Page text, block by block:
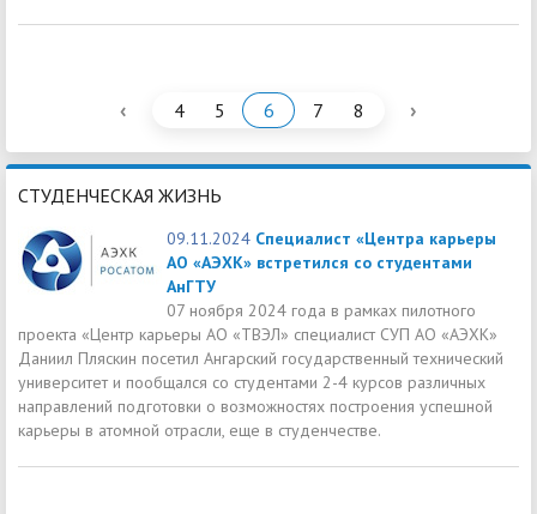
‹ 4 5 6 7 8 ›
СТУДЕНЧЕСКАЯ ЖИЗНЬ
09.11.2024 Специалист «Центра карьеры
АО «АЭХК» встретился со студентами
АнГТУ
07 ноября 2024 года в рамках пилотного
проекта «Центр карьеры АО «ТВЭЛ» специалист СУП АО «АЭХК»
Даниил Пляскин посетил Ангарский государственный технический
университет и пообщался со студентами 2-4 курсов различных
направлений подготовки о возможностях построения успешной
карьеры в атомной отрасли, еще в студенчестве.